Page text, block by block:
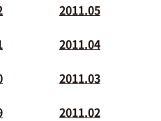
2011.05
2011.04
2011.03
2011.02